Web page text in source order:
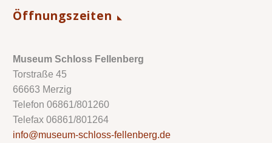
Öffnungszeiten
Museum Schloss Fellenberg
Torstraße 45
66663 Merzig
Telefon 06861/801260
Telefax 06861/801264
info@museum-schloss-fellenberg.de